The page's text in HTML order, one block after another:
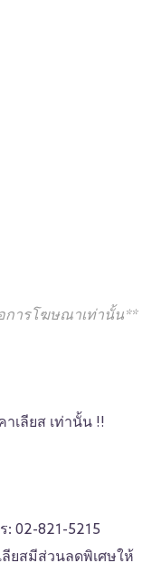
การโฆษณาเท่านั้น**
เลียส เท่านั้น !!
: 02-821-5215
ยสมีส่วนลดพิเศษให้